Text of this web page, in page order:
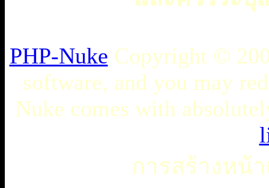
PHP-Nuke Copyright ©
software, and you may
Nuke comes with
การสร้างหน้